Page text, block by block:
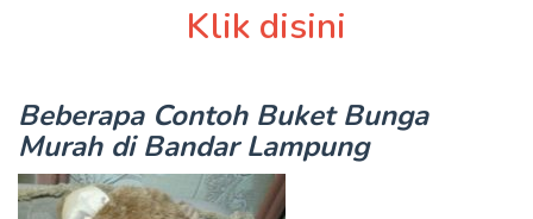
Klik disini
Beberapa Contoh Buket Bunga
Murah di Bandar Lampung